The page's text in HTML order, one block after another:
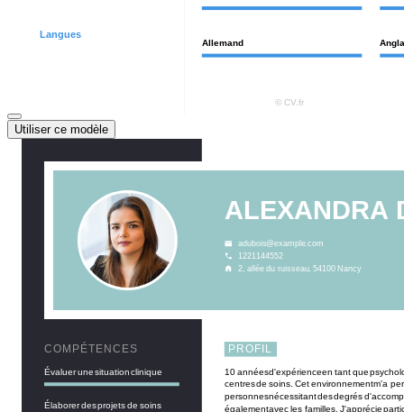
Utiliser ce modèle